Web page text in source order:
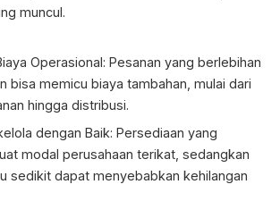
muncul.
Operasional: Pesanan yang berlebihan
bisa memicu biaya tambahan, mulai dari
hingga distribusi.
dengan Baik: Persediaan yang
modal perusahaan terikat, sedangkan
sedikit dapat menyebabkan kehilangan